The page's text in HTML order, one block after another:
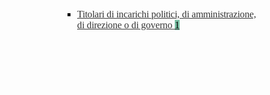
Titolari di incarichi politici, di amministrazione,
di direzione o di governo 1